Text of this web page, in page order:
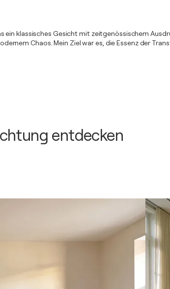
entdecken
klassisches Gesicht mit zeitgenössischem
Chaos. Mein Ziel war es, die Essenz der